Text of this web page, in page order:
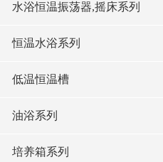
水浴恒温振荡器,摇床系列
恒温水浴系列
低温恒温槽
油浴系列
培养箱系列